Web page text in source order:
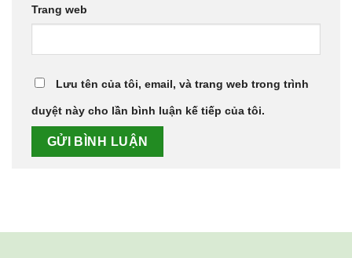
Trang web
Lưu tên của tôi, email, và trang web trong trình
duyệt này cho lần bình luận kế tiếp của tôi.